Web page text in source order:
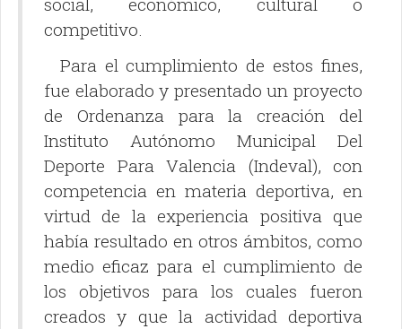
competitivo.
Para el cumplimiento de estos fines,
fue elaborado y presentado un proyecto
de Ordenanza para la creación del
Instituto Autónomo Municipal Del
Deporte Para Valencia (Indeval), con
competencia en materia deportiva, en
virtud de la experiencia positiva que
había resultado en otros ámbitos, como
medio eficaz para el cumplimiento de
los objetivos para los cuales fueron
creados y que la actividad deportiva